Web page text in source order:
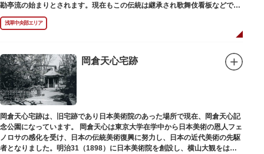
勘亭流の始まりとされます。現在もこの伝統は継承され歌舞伎看板などで使
われています。 お墓は清光寺（せいこうじ）境内にあります。
浅草中央部エリア
岡倉天心宅跡
岡倉天心宅跡は、旧宅跡であり日本美術院のあった場所で現在、岡倉天心記
念公園になっています。 岡倉天心は東京大学在学中から日本美術の恩人フェ
ノロサの感化を受け、日本の伝統美術復興に努力し、日本の近代美術の先駆
者となりました。明治31（1898）に日本美術院を創設し、横山大観をはじ